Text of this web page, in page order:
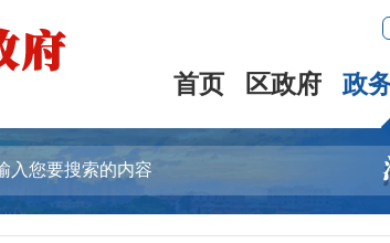
首页 区政府 政